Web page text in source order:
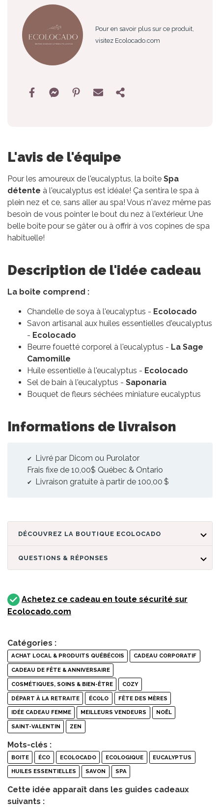
Pour en savoir plus sur ce produit,
visitez Ecolocado.com
L'avis de l'équipe
Pour les amoureux de l'eucalyptus, la boîte Spa
détente à l'eucalyptus est idéale! Ça sentira le spa à
plein nez et ce, sans aller au spa! Vous n'avez même pas
besoin de vous pointer le bout du nez à l'extérieur. Une
belle boîte pour se gâter ou à offrir à vos copines de spa
habituelle!
Description de l'idée cadeau
La boîte comprend :
Chandelle de soya à l'eucalyptus - Ecolocado
Savon artisanal aux huiles essentielles d'eucalyptus
- Ecolocado
Beurre fouetté corporel à l'eucalyptus - La Sage
Camomille
Huile essentielle à l'eucalyptus - Ecolocado
Sel de bain à l'eucalyptus - Saponaria
Bouquet de fleurs séchées miniature eucalyptus
Informations de livraison
Livré par Dicom ou Purolator
Frais fixe de 10,00$ Québec & Ontario
Livraison gratuite à partir de 100,00 $
DÉCOUVREZ LA BOUTIQUE ECOLOCADO
QUESTIONS & RÉPONSES
Achetez ce cadeau en toute sécurité sur
Ecolocado.com
Catégories :
ACHAT LOCAL & PRODUITS QUÉBÉCOIS CADEAU CORPORATIF
CADEAU DE FÊTE & ANNIVERSAIRE
COSMÉTIQUES, SOINS & BIEN-ÊTRE COZY
DÉPART À LA RETRAITE ÉCOLO FÊTE DES MÈRES
IDÉE CADEAU FEMME MEILLEURS VENDEURS NOËL
SAINT-VALENTIN ZEN
Mots-clés :
BOITE ÉCO ECOLOCADO ECOLOGIQUE EUCALYPTUS
HUILES ESSENTIELLES SAVON SPA
Cette idée apparaît dans les guides cadeaux
suivants :